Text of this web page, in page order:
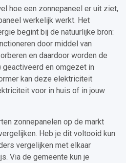
hoe een zonnepaneel er uit ziet,
werkelijk werkt. Het
begint bij de natuurlijke bron:
door middel van
en daardoor worden de
en omgezet in
kan deze elektriciteit
voor in huis of in jouw
zonnepanelen op de markt
Heb je dit voltooid kun
vergelijken met elkaar
Via de gemeente kun je